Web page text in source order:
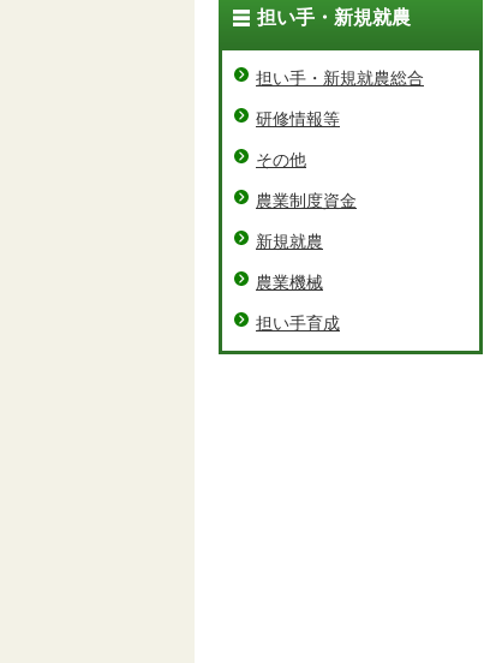
担い手・新規就農
担い手・新規就農総合
研修情報等
その他
農業制度資金
新規就農
農業機械
担い手育成